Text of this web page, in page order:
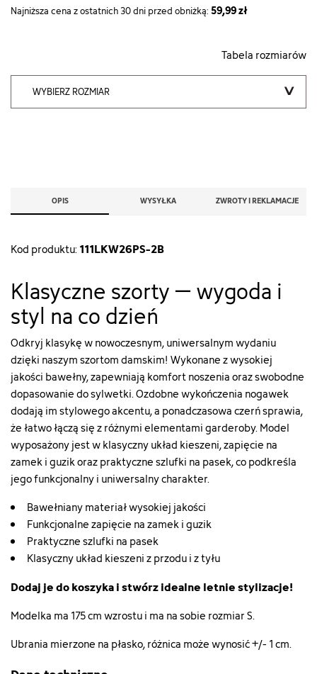
Najniższa cena z ostatnich 30 dni przed obniżką: 59,99 zł
Tabela rozmiarów
WYBIERZ ROZMIAR
OPIS WYSYŁKA ZWROTY I REKLAMACJE
Kod produktu:111LKW26PS-2B
Klasyczne szorty – wygoda i
styl na co dzień
Odkryj klasykę w nowoczesnym, uniwersalnym wydaniu
dzięki naszym szortom damskim! Wykonane z wysokiej
jakości bawełny, zapewniają komfort noszenia oraz swobodne
dopasowanie do sylwetki. Ozdobne wykończenia nogawek
dodają im stylowego akcentu, a ponadczasowa czerń sprawia,
że łatwo łączą się z różnymi elementami garderoby. Model
wyposażony jest w klasyczny układ kieszeni, zapięcie na
zamek i guzik oraz praktyczne szlufki na pasek, co podkreśla
jego funkcjonalny i uniwersalny charakter.
Bawełniany materiał wysokiej jakości
Funkcjonalne zapięcie na zamek i guzik
Praktyczne szlufki na pasek
Klasyczny układ kieszeni z przodu i z tyłu
Dodaj je do koszyka i stwórz idealne letnie stylizacje!
Modelka ma 175 cm wzrostu i ma na sobie rozmiar S.
Ubrania mierzone na płasko, różnica może wynosić +/- 1 cm.